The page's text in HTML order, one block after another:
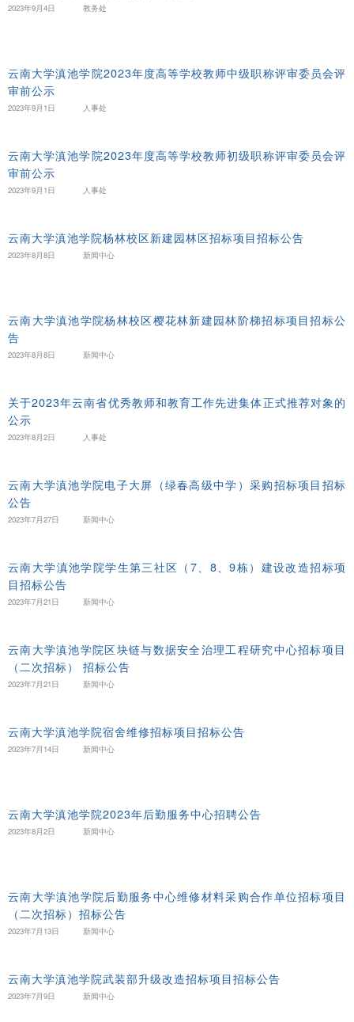
2023年9月4日 教务处
云南大学滇池学院2023年度高等学校教师中级职称评审委员会评
审前公示
2023年9月1日 人事处
云南大学滇池学院2023年度高等学校教师初级职称评审委员会评
审前公示
2023年9月1日 人事处
云南大学滇池学院杨林校区新建园林区招标项目招标公告
2023年8月8日 新闻中心
云南大学滇池学院杨林校区樱花林新建园林阶梯招标项目招标公
告
2023年8月8日 新闻中心
关于2023年云南省优秀教师和教育工作先进集体正式推荐对象的
公示
2023年8月2日 人事处
云南大学滇池学院电子大屏（绿春高级中学）采购招标项目招标
公告
2023年7月27日 新闻中心
云南大学滇池学院学生第三社区（7、8、9栋）建设改造招标项
目招标公告
2023年7月21日 新闻中心
云南大学滇池学院区块链与数据安全治理工程研究中心招标项目
（二次招标） 招标公告
2023年7月21日 新闻中心
云南大学滇池学院宿舍维修招标项目招标公告
2023年7月14日 新闻中心
云南大学滇池学院2023年后勤服务中心招聘公告
2023年8月2日 新闻中心
云南大学滇池学院后勤服务中心维修材料采购合作单位招标项目
（二次招标）招标公告
2023年7月13日 新闻中心
云南大学滇池学院武装部升级改造招标项目招标公告
2023年7月9日 新闻中心